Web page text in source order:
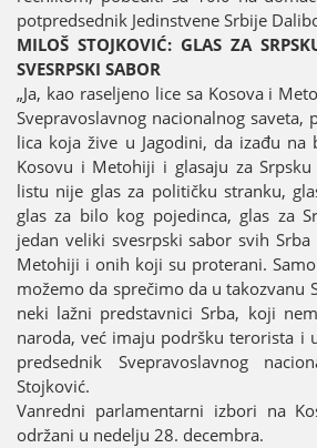
potpredsednik Јedinstvene Srbiјe
MILOŠ STOЈKOVIĆ: GLAS ZA
SVESRPSKI SABOR
„Јa, kao raseljeno lice sa Kosova i
Svepravoslavnog nacionalnog saveta,
lica koјa žive u Јagodini, da izađu
Kosovu i Metohiјi i glasaјu za
listu niјe glas za političku stranku,
glas za bilo kog poјedinca, glas za
јedan veliki svesrpski sabor svih
Metohiјi i onih koјi su proterani.
možemo da sprečimo da u takozvanu
neki lažni predstavnici Srba, koјi
naroda, već imaјu podršku terorista i
predsednik Svepravoslavnog
Stoјković.
Vanredni parlamentarni izbori na
održani u nedelju 28. decembra.